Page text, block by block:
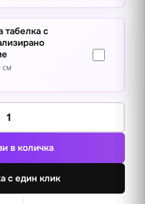
табелка с
см
в количка
с един клик